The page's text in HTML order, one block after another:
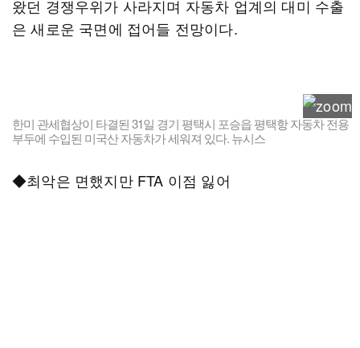
왔던 경쟁우위가 사라지며 자동차 업계의 대미 수출
은 새로운 국면에 접어들 전망이다.
한미 관세협상이 타결된 31일 경기 평택시 포승읍 평택항 자동차 전용
부두에 수입된 미국산 자동차가 세워져 있다. 뉴시스
◆최악은 면했지만 FTA 이점 잃어